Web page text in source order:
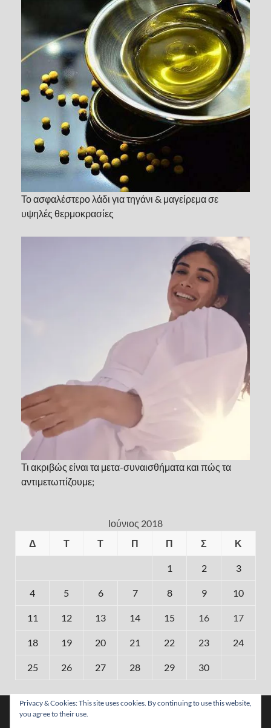
Το ασφαλέστερο λάδι για τηγάνι & μαγείρεμα σε
υψηλές θερμοκρασίες
Τι ακριβώς είναι τα μετα-συναισθήματα και πώς τα
αντιμετωπίζουμε;
Ιούνιος 2018
Δ
Τ Τ Π Π Σ Κ
1 2 3
4 5 6 7 8 9 10
11 12 13 14 15 16 17
18 19 20 21 22 23 24
25 26 27 28 29 30
« Μάι Ιούλ »
Χρησιμοποιούμε cookies για να σας προσφέρουμε τη
βέλτιστη εμπειρία πλοήγησης στον ιστότοπό μας.
Privacy & Cookies: This site uses cookies. By continuing to use this website,
you agree to their use.